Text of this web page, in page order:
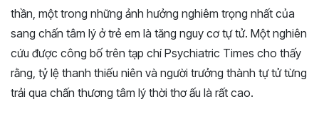
thần, một trong những ảnh hưởng nghiêm trọng nhất của
sang chấn tâm lý ở trẻ em là tăng nguy cơ tự tử. Một nghiên
cứu được công bố trên tạp chí Psychiatric Times cho thấy
rằng, tỷ lệ thanh thiếu niên và người trưởng thành tự tử từng
trải qua chấn thương tâm lý thời thơ ấu là rất cao.